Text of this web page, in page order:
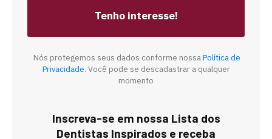
Tenho interesse!
Nós protegemos seus dados conforme nossaPolítica de
Privacidade. Você pode se descadastrar a qualquer
momento
Inscreva-se em nossa Lista dos
Dentistas Inspirados e receba